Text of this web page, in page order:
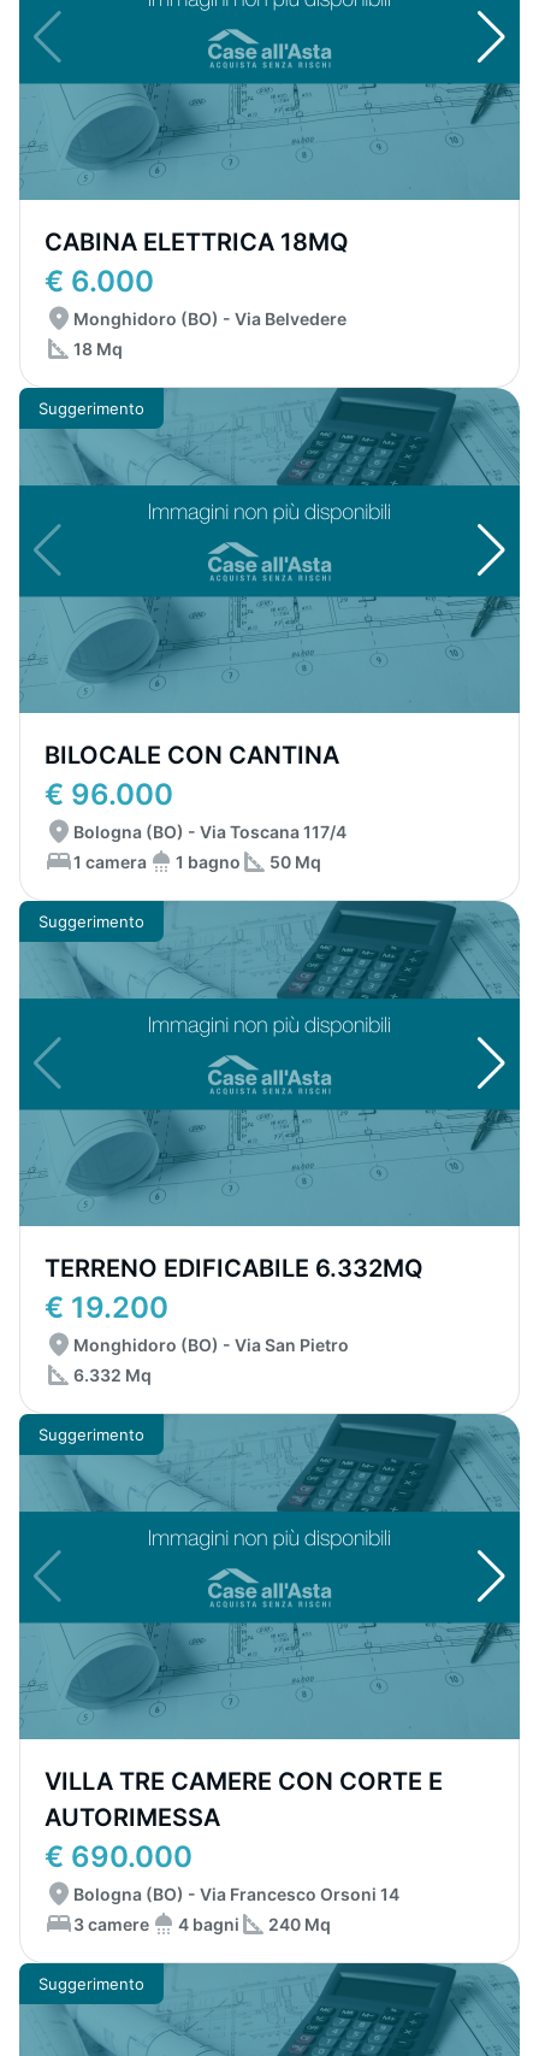
CABINA ELETTRICA 18MQ
€ 6.000
Monghidoro (BO) - Via Belvedere
18 Mq
Suggerimento
BILOCALE CON CANTINA
€ 96.000
Bologna (BO) - Via Toscana 117/4
1 camera
1 bagno 50 Mq
Suggerimento
TERRENO EDIFICABILE 6.332MQ
€ 19.200
Monghidoro (BO) - Via San Pietro
6.332 Mq
Suggerimento
VILLA TRE CAMERE CON CORTE E
AUTORIMESSA
€ 690.000
Bologna (BO) - Via Francesco Orsoni 14
3 camere
4 bagni 240 Mq
Suggerimento